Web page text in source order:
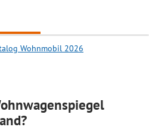
Search
Wohnmobil 2026